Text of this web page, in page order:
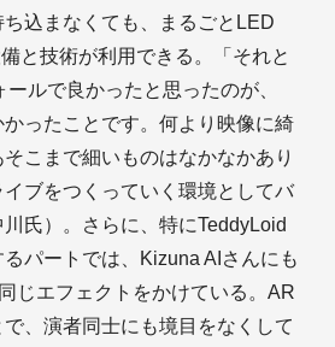
込まなくても、まるごとLED
と技術が利用できる。「それと
ルで良かったと思ったのが、
ったことです。何より映像に綺
こまで細いものはなかなかあり
ブをつくっていく環境としてバ
氏）。さらに、特にTeddyLoid
パートでは、Kizuna AIさんにも
じエフェクトをかけている。AR
、演者同士にも境目をなくして